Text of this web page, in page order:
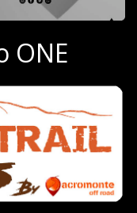
ONE